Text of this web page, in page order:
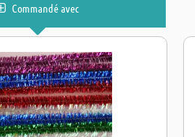
Commandé avec